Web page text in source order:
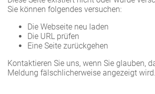
Sie können folgendes versuchen:
Die Webseite neu laden
Die URL prüfen
Eine Seite zurückgehen
Kontaktieren Sie uns, wenn Sie glauben,
Meldung fälschlicherweise angezeigt wird.